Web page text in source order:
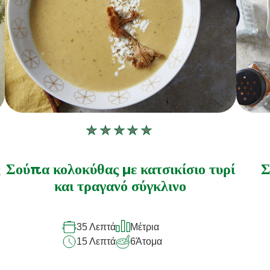
Δεν
αξιολογήσεις
για
recipe
Σούπα κολοκύθας με κατσικίσιο τυρί
και τραγανό σύγκλινο
35 Λεπτά
Μέτρια
15 Λεπτά
6Άτομα